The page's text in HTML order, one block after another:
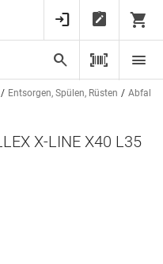
Entsorgen, Spülen, Rüsten
X-LINE X40 L35